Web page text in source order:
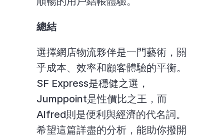
總結
選擇網店物流夥伴是一門藝術，關
乎成本、效率和顧客體驗的平衡。
SF Express是穩健之選，
Jumppoint是性價比之王，而
Alfred則是便利與經濟的代名詞。
希望這篇詳盡的分析，能助你撥開